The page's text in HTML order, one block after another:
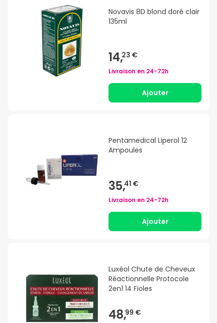
Novavis 8D blond doré clair
135ml
14,23 €
Livraison en 24-72h
Ajouter
Pentamedical Liperol 12
Ampoules
35,41 €
Livraison en 24-72h
Ajouter
Luxéol Chute de Cheveux
Réactionnelle Protocole
2en1 14 Fioles
48,99 €